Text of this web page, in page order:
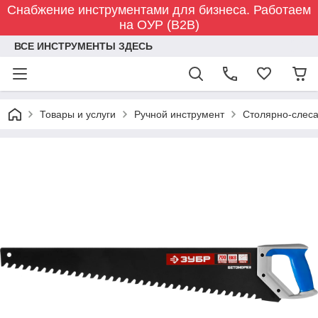
Снабжение инструментами для бизнеса. Работаем
на ОУР (B2B)
ВСЕ ИНСТРУМЕНТЫ ЗДЕСЬ
Товары и услуги Ручной инструмент Столярно-